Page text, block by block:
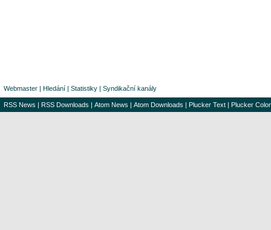
Webmaster | Hledání | Statistiky | Syndikační kanály
RSS News | RSS Downloads | Atom News | Atom Downloads | Plucker Text | Plucker Color